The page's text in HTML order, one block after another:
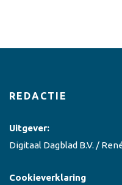
REDACTIE
Uitgever:
Digitaal Dagblad B.V. /
Cookieverklaring